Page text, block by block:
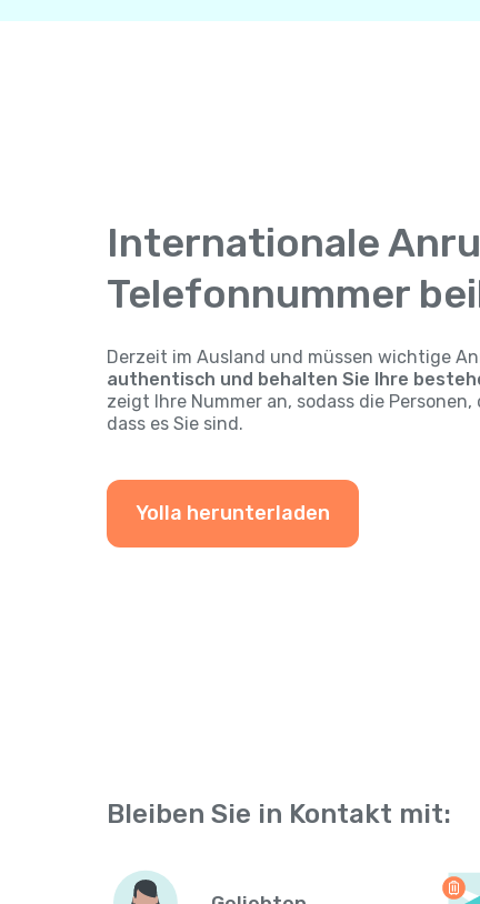
Internationale
Telefonnummer
Derzeit im Ausland und müssen wichtige
authentisch und behalten Sie Ihre
zeigt Ihre Nummer an, sodass die
dass es Sie sind.
Yolla herunterladen
Bleiben Sie in Kontakt mit: